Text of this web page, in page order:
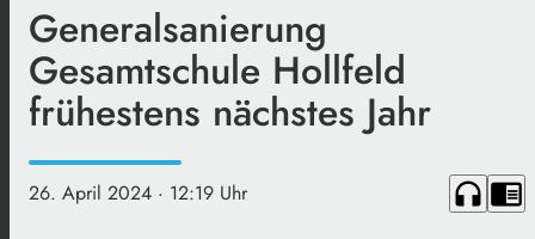
Generalsanierung
Gesamtschule Hollfeld
frühestens nächstes Jahr
26. April 2024 · 12:19 Uhr headphones chrome_reader_mode